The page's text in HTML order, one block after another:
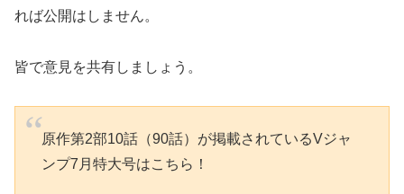
れば公開はしません。
皆で意見を共有しましょう。
原作第2部10話（90話）が掲載されているVジャ
ンプ7月特大号はこちら！